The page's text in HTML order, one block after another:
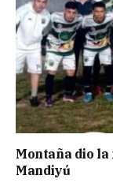
Montaña dio
Mandiyú